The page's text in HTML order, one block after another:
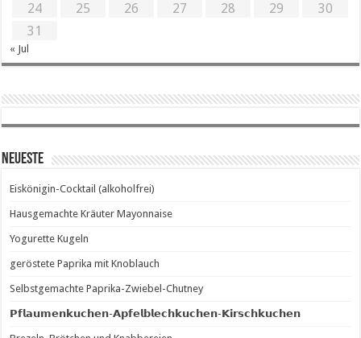
24
25 26 27 28 29
30
31
« Jul
Neueste
Eiskönigin-Cocktail (alkoholfrei)
Hausgemachte Kräuter Mayonnaise
Yogurette Kugeln
geröstete Paprika mit Knoblauch
Selbstgemachte Paprika-Zwiebel-Chutney
𝗣𝗳𝗹𝗮𝘂𝗺𝗲𝗻𝗸𝘂𝗰𝗵𝗲𝗻-𝗔𝗽𝗳𝗲𝗹𝗯𝗹𝗲𝗰𝗵𝗸𝘂𝗰𝗵𝗲𝗻-𝗞𝗶𝗿𝘀𝗰𝗵𝗸𝘂𝗰𝗵𝗲𝗻